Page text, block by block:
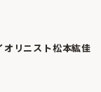
リニスト松本紘佳